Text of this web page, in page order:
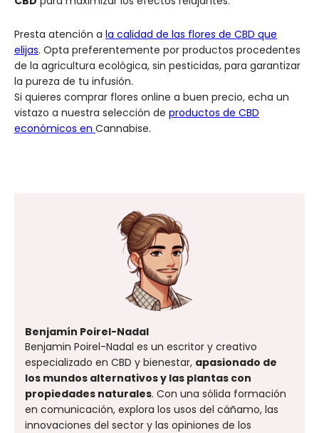
Presta atención a la calidad de las flores de CBD que
elijas. Opta preferentemente por productos procedentes
de la agricultura ecológica, sin pesticidas, para garantizar
la pureza de tu infusión.
Si quieres comprar flores online a buen precio, echa un
vistazo a nuestra selección de productos de CBD
económicos en Cannabise.
Benjamín Poirel-Nadal
Benjamin Poirel-Nadal es un escritor y creativo
especializado en CBD y bienestar, apasionado de
los mundos alternativos y las plantas con
propiedades naturales. Con una sólida formación
en comunicación, explora los usos del cáñamo, las
innovaciones del sector y las opiniones de los